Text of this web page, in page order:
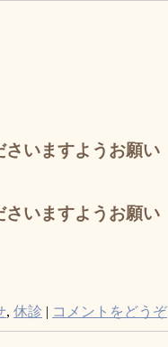
さいますようお願い
いますようお願い
, 休診 | コメントをどうぞ